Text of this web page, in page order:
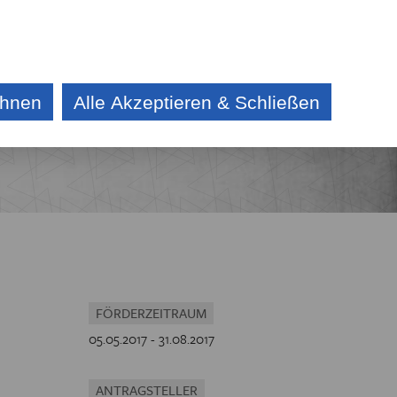
AKTUELLES AUSSCHREIBUNG
FÖRDERZEITRAUM
05.05.2017 - 31.08.2017
ANTRAGSTELLER
Alle Akzeptieren & Schließen